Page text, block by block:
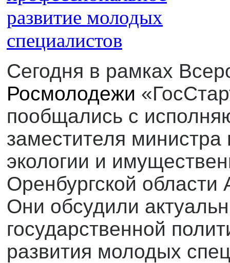
Сегодня в рамках
Росмолодежи
пообщались с
заместителя
экологии и
Оренбургской
Они обсудили
государственной
развития молодых